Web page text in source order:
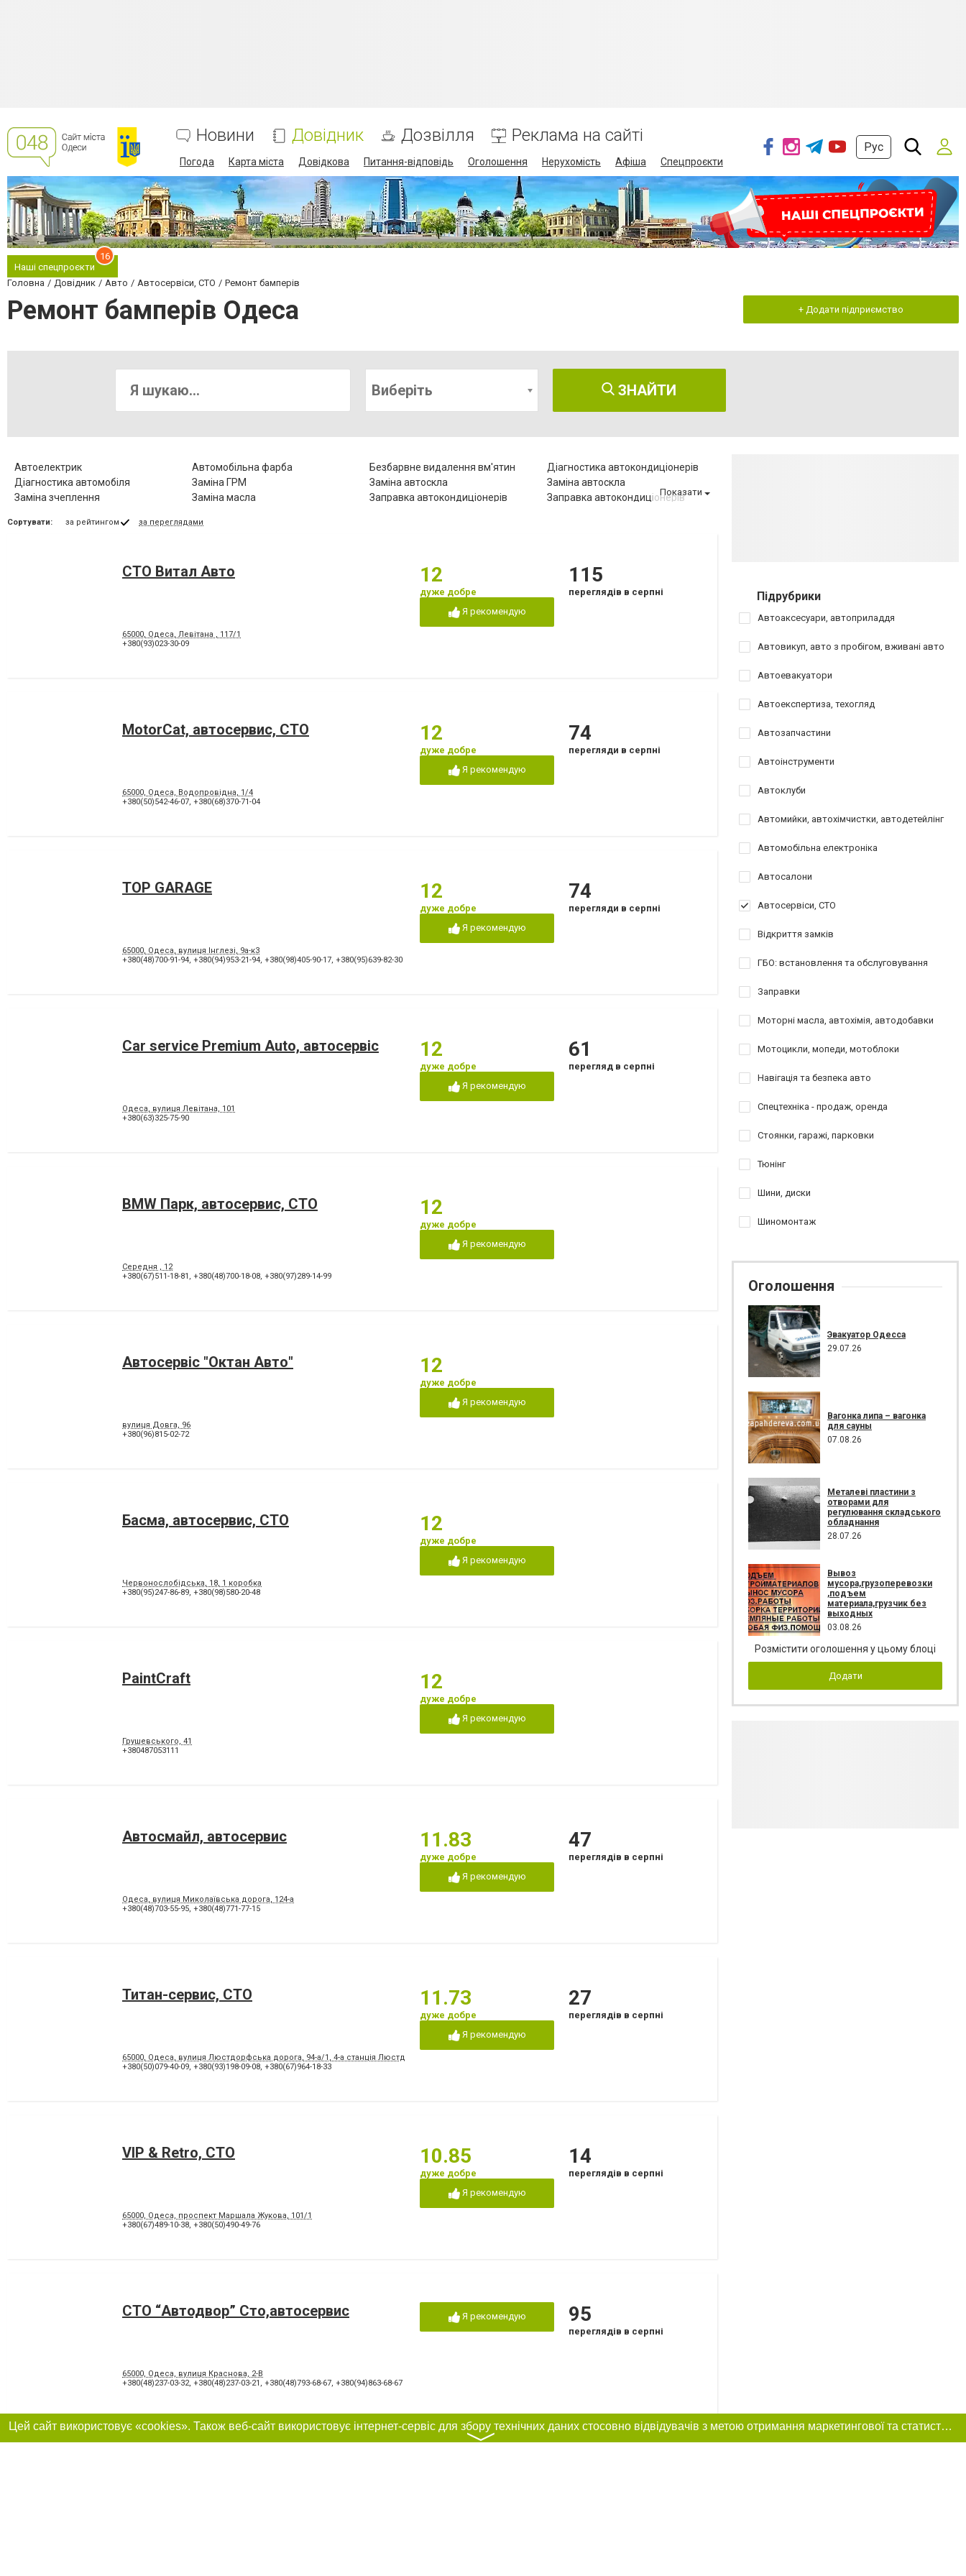
Новини Довідник Дозвілля Реклама на сайті
Погода Карта міста Довідкова Питання-відповідь Оголошення Нерухомість Афіша Спецпроєкти
Рус
Наші спецпроєкти
16
Головна Довідник Авто Автосервіси, СТО Ремонт бамперів
Ремонт бамперів Одеса + Додати підприємство
Виберіть ЗНАЙТИ
Автоелектрик Автомобільна фарба Безбарвне видалення вм'ятин
Діагностика автокондиціонерів
Діагностика автомобіля
Заміна ГРМ Заміна автоскла
Заміна автоскла
Заміна зчеплення
Заміна масла Заправка автокондиціонерів
Заправка автокондиціонерів
Ремонт АКПП
Ремонт МКПП
Ремонт ходової Ремонт ходової частини
Реставрація кермових рейок
Показати
Сортувати: за рейтингом за переглядами
СТО Витал Авто
65000, Одеса, Левітана , 117/1
+380(93)023-30-09
12
дуже добре
Я рекомендую
115
переглядів в серпні
MotorCat, автосервис, СТО
65000, Одеса, Водопровідна, 1/4
+380(50)542-46-07, +380(68)370-71-04
12
дуже добре
Я рекомендую
74
перегляди в серпні
TOP GARAGE
65000, Одеса, вулиця Інглезі, 9а-к3
+380(48)700-91-94, +380(94)953-21-94, +380(98)405-90-17, +380(95)639-82-30
12
дуже добре
Я рекомендую
74
перегляди в серпні
Car service Premium Auto, автосервіс
Одеса, вулиця Левітана, 101
+380(63)325-75-90
12
дуже добре
Я рекомендую
61
перегляд в серпні
BMW Парк, автосервис, СТО
Середня , 12
+380(67)511-18-81 , +380(48)700-18-08, +380(97)289-14-99
12
дуже добре
Я рекомендую
Автосервіс "Октан Авто"
вулиця Довга, 96
+380(96)815-02-72
12
дуже добре
Я рекомендую
Басма, автосервис, СТО
Червонослобідська, 18, 1 коробка
+380(95)247-86-89, +380(98)580-20-48
12
дуже добре
Я рекомендую
PaintCraft
Грушевського, 41
+380487053111
12
дуже добре
Я рекомендую
Автосмайл, автосервис
Одеса, вулиця Миколаївська дорога, 124-а
+380(48)703-55-95, +380(48)771-77-15
11.83
дуже добре
Я рекомендую
47
переглядів в серпні
Титан-сервис, СТО
65000, Одеса, вулиця Люстдорфська дорога, 94-а/1, 4-а станція Люстдорфської дороги - 170 м
+380(50)079-40-09, +380(93)198-09-08, +380(67)964-18-33
11.73
дуже добре
Я рекомендую
27
переглядів в серпні
VIP & Retro, СТО
65000, Одеса, проспект Маршала Жукова, 101/1
+380(67)489-10-38, +380(50)490-49-76
10.85
дуже добре
Я рекомендую
14
переглядів в серпні
СТО “Автодвор” Сто,автосервис
65000, Одеса, вулиця Краснова, 2-В
+380(48)237-03-32, +380(48)237-03-21 , +380(48)793-68-67, +380(94)863-68-67
Я рекомендую 95
переглядів в серпні
Підрубрики
Автоаксесуари, автоприладдя
Автовикуп, авто з пробігом, вживані авто
Автоевакуатори
Автоекспертиза, техогляд
Автозапчастини
Автоінструменти
Автоклуби
Автомийки, автохімчистки, автодетейлінг
Автомобільна електроніка
Автосалони
Автосервіси, СТО
Відкриття замків
ГБО: встановлення та обслуговування
Заправки
Моторні масла, автохімія, автодобавки
Мотоцикли, мопеди, мотоблоки
Навігація та безпека авто
Спецтехніка - продаж, оренда
Стоянки, гаражі, парковки
Тюнінг
Шини, диски
Шиномонтаж
Оголошення
Эвакуатор Одесса
29.07.26
Вагонка липа – вагонка
для сауны
07.08.26
Металеві пластини з
отворами для
регулювання складського
обладнання
28.07.26
Вывоз
мусора,грузоперевозки
,подъем
материала,грузчик без
выходных
03.08.26
Розмістити оголошення у цьому блоці
Додати
Цей сайт використовує «cookies». Також веб-сайт використовує інтернет-сервіс для збору технічних даних стосовно відвідувачів з метою отримання маркетингової та статистичної інформації. Умови обробки даних відвідувачів сайту див.
〉